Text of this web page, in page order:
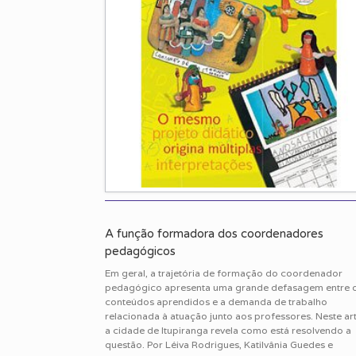
A função formadora dos coordenadores
pedagógicos
Em geral, a trajetória de formação do coordenador
pedagógico apresenta uma grande defasagem entre
conteúdos aprendidos e a demanda de trabalho
relacionada à atuação junto aos professores. Neste
a cidade de Itupiranga revela como está resolvendo a
questão. Por Léiva Rodrigues, Katilvânia Guedes e